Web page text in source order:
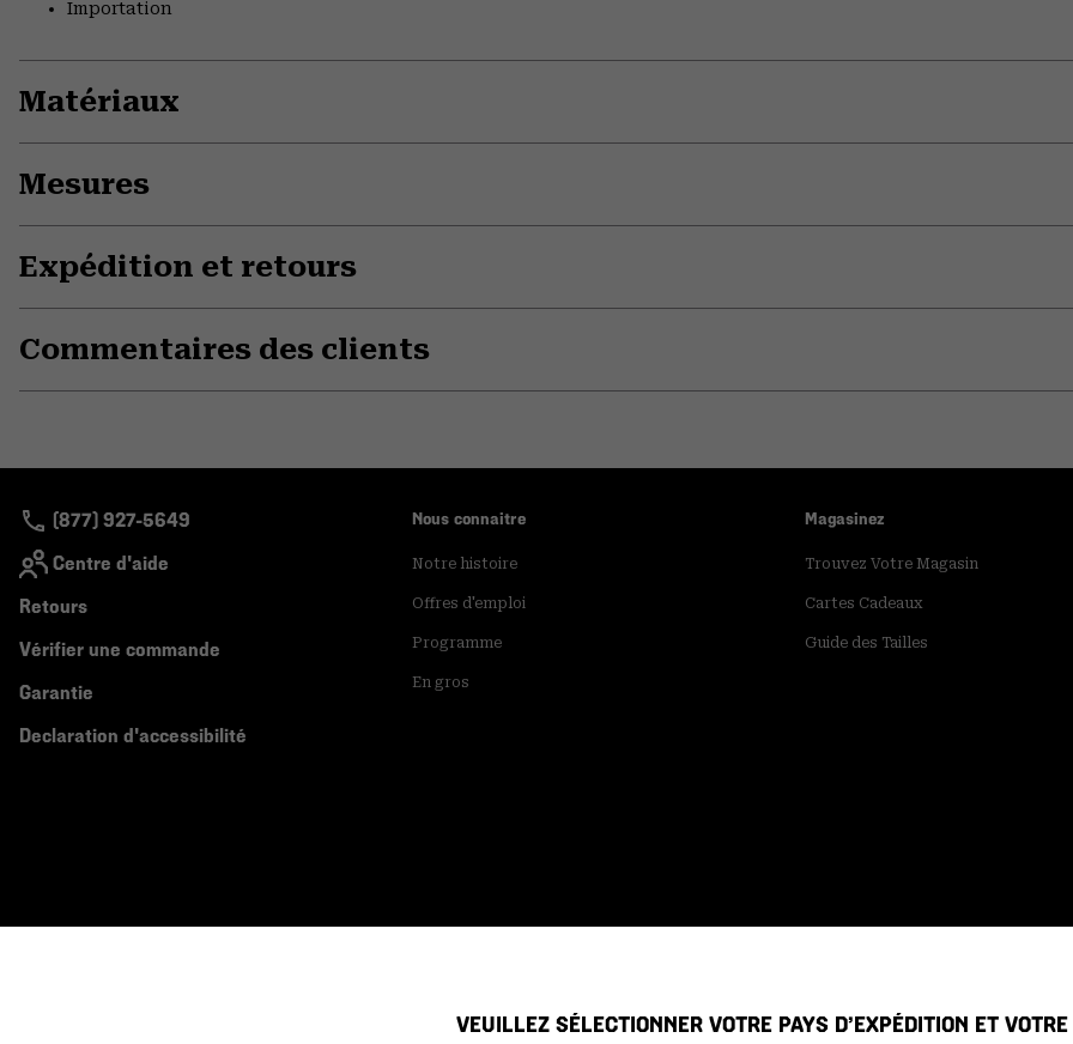
Importation
Matériaux
Mesures
Expédition et retours
Commentaires des clients
(877) 927-5649
Centre d'aide
Retours
Vérifier une commande
Garantie
Declaration d'accessibilité
Nous connaitre
Notre histoire
Offres d'emploi
Programme
En gros
Magasinez
Trouvez Votre Magasin
Cartes Cadeaux
Guide des Tailles
VEUILLEZ SÉLECTIONNER VOTRE PAYS D’EXPÉDITION ET